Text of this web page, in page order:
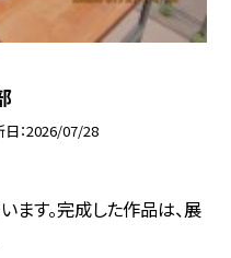
日 2026/07/28
す。完成した作品は、展